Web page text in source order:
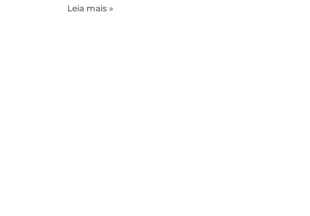
Leia mais »